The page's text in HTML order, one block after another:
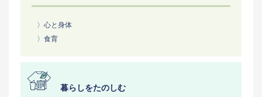
〉心と身体
〉食育
暮らしをたのしむ